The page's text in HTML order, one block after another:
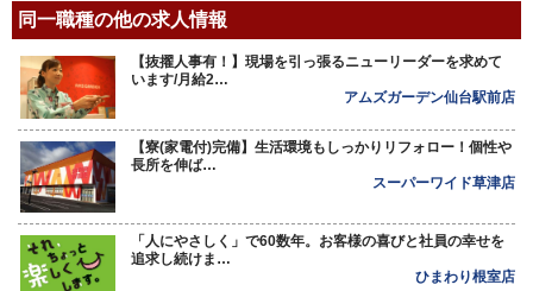
同一職種の他の求人情報
【抜擢人事有！】現場を引っ張るニューリーダーを求めて
います/月給2…
アムズガーデン仙台駅前店
【寮(家電付)完備】生活環境もしっかりリフォロー！個性や
長所を伸ば…
スーパーワイド草津店
「人にやさしく」で60数年。お客様の喜びと社員の幸せを
追求し続けま…
ひまわり根室店